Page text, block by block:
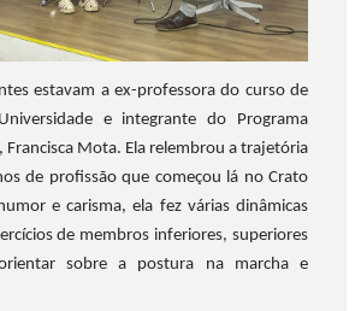
estavam a ex-professora do curso de
e integrante do Programa
Francisca Mota. Ela relembrou a trajetória
de profissão que começou lá no Crato
e carisma, ela fez várias dinâmicas
de membros inferiores, superiores
sobre a postura na marcha e